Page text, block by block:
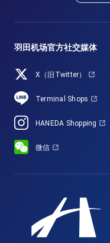
羽田机场官方社交媒体
X（旧Twitter）
Terminal Shops
HANEDA Shopping
微信